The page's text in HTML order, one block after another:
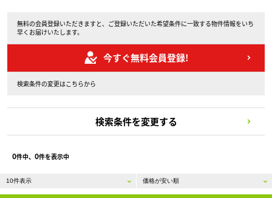
無料の会員登録いただきますと、ご登録いただいた希望条件に一致する物件情報をいち
早くお届けいたします。
今すぐ無料会員登録!
検索条件の変更はこちらから
検索条件を変更する
0件中、 0件を表示中